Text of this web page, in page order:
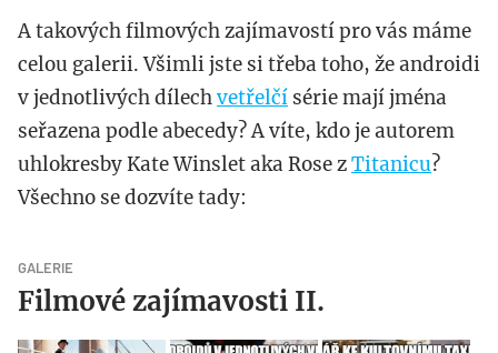
A takových filmových zajímavostí pro vás máme
celou galerii. Všimli jste si třeba toho, že androidi
v jednotlivých dílechvetřelčí série mají jména
seřazena podle abecedy? A víte, kdo je autorem
uhlokresby Kate Winslet aka Rose zTitanicu?
Všechno se dozvíte tady:
GALERIE
Filmové zajímavosti II.